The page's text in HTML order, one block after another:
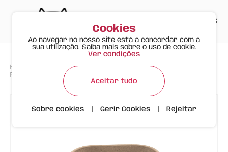
ES
Happy Meow Produtos > >
Pack 2 Caixas de Areia Descartáveis para Gato (Tamanho L-XL)
Cookies
Ao navegar no nosso site está a concordar com a
sua utilização. Saiba mais sobre o uso de cookie.
Ver condições
Aceitar tudo
Sobre cookies Gerir Cookies Rejeitar